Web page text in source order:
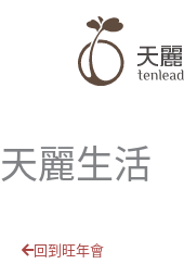
容
天麗生活
回到旺年會